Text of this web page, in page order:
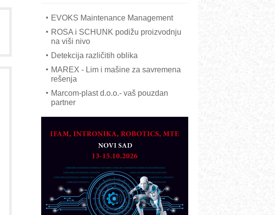
EVOKS Maintenance Management
ROSA i SCHUNK podižu proizvodnju
na viši nivo
Detekcija različitih oblika
MAREX - Lim i mašine za savremena
rešenja
Marcom-plast d.o.o.- vaš pouzdan
partner
CTO - Prilagodite svoju toplinsku
Razvoj asortimanskog pravca MINI-
PLC AKYTEC
dostupan u Srbiji
MOTOMAN – NEXT-Robotika vođena
veštačkom inteligencijom
I.SAFE MOBILE revolucioniše